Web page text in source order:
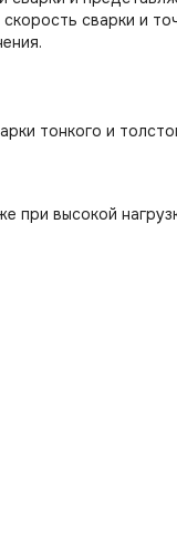
сварки и
тонкого и
при высокой